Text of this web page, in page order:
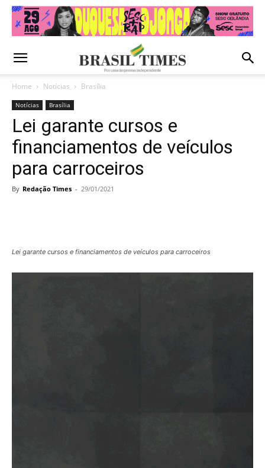
Home Notícias Brasília
Notícias Brasília
Lei garante cursos e
financiamentos de veículos
para carroceiros
By Redação Times - 29/01/2021
Lei garante cursos e financiamentos de veículos para carroceiros